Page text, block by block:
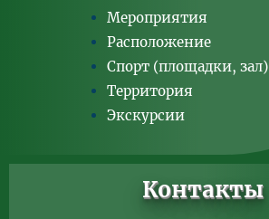
Мероприятия
Расположение
Спорт (площадки, зал)
Территория
Экскурсии
Контакты